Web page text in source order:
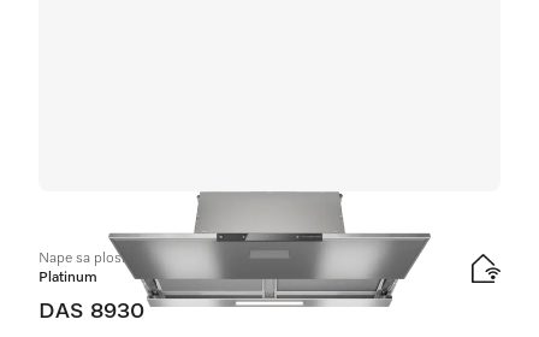
Nape sa plosnatim panelom
Platinum
DAS 8930